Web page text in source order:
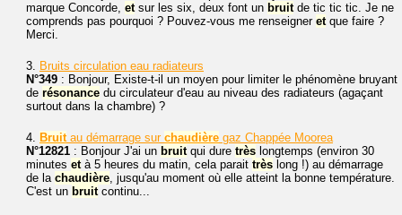
marque Concorde, etsur les six, deux font un bruitde tic tic tic. Je ne
comprends pas pourquoi ? Pouvez-vous me renseigner etque faire ?
Merci.
3. Bruits circulation eau radiateurs
N°349 : Bonjour, Existe-t-il un moyen pour limiter le phénomène bruyant
de résonance du circulateur d'eau au niveau des radiateurs (agaçant
surtout dans la chambre) ?
4. Bruitau démarrage sur chaudière gaz Chappée Moorea
N°12821 : Bonjour J'ai un bruitqui dure très longtemps (environ 30
minutes età 5 heures du matin, cela parait très long !) au démarrage
de la chaudière, jusqu'au moment où elle atteint la bonne température.
C'est un bruitcontinu...